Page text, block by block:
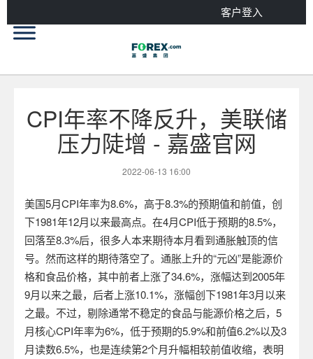
客户登入
CPI年率不降反升，美联储
压力陡增 - 嘉盛官网
2022-06-13 16:00
美国5月CPI年率为8.6%，高于8.3%的预期值和前值，创
下1981年12月以来最高点。在4月CPI低于预期的8.5%，
回落至8.3%后，很多人本来期待本月看到通胀触顶的信
号。然而这样的期待落空了。通胀上升的“元凶”是能源价
格和食品价格，其中前者上涨了34.6%，涨幅达到2005年
9月以来之最，后者上涨10.1%，涨幅创下1981年3月以来
之最。不过，剔除通常不稳定的食品与能源价格之后， 5
月核心CPI年率为6%，低于预期的5.9%和前值6.2%以及3
月读数6.5%，也是连续第2个月升幅相较前值收缩，表明